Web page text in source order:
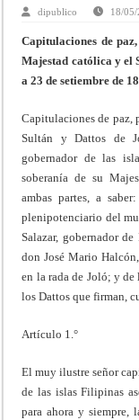
dipublico 18/05/
Capitulaciones de
Majestad católica y el
a 23 de setiembre de
Capitulaciones de paz,
Sultán y Dattos de
gobernador de las
soberanía de su
ambas partes, a
plenipotenciario del
Salazar, gobernador
don José Mario
en la rada de Joló; y
los Dattos que firman,
Artículo 1.°
El muy ilustre señor
de las islas Filipinas
para ahora y siempre,